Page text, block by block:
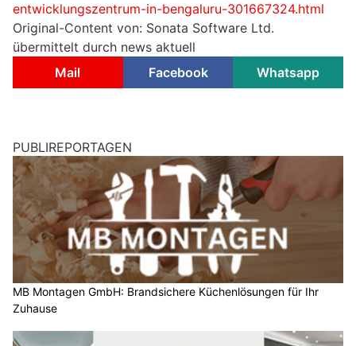
entwicklungszentrum-in-bengaluru-301667324.html
Original-Content von: Sonata Software Ltd.
übermittelt durch news aktuell
Mail
Facebook Whatsapp
PUBLIREPORTAGEN
MB Montagen GmbH: Brandsichere Küchenlösungen für Ihr
Zuhause